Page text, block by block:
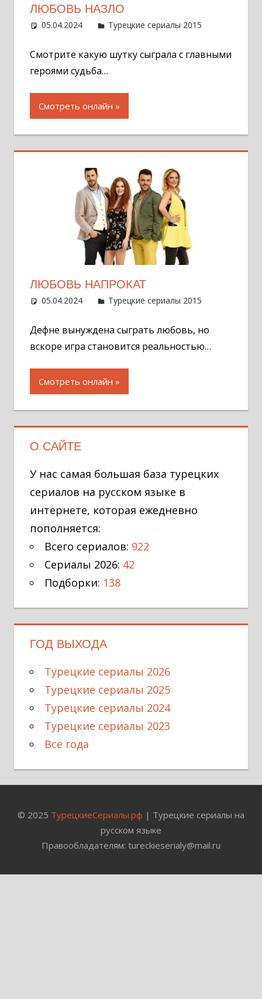
ЛЮБОВЬ НАЗЛО
05.04.2024 Администратор
Турецкие сериалы 2015
Смотрите какую шутку сыграла с главными
героями судьба…
Смотреть онлайн
ЛЮБОВЬ НАПРОКАТ
05.04.2024 Администратор
Турецкие сериалы 2015
Дефне вынуждена сыграть любовь, но
вскоре игра становится реальностью…
Смотреть онлайн
О САЙТЕ
У нас самая большая база турецких
сериалов на русском языке в
интернете, которая ежедневно
пополняется:
Всего сериалов: 922
Сериалы 2026: 42
Подборки: 138
ГОД ВЫХОДА
Турецкие сериалы 2026
Турецкие сериалы 2025
Турецкие сериалы 2024
Турецкие сериалы 2023
Все года
© 2025 ТурецкиеСериалы.рф | Турецкие сериалы на
русском языке
Правообладателям: tureckieserialy@mail.ru